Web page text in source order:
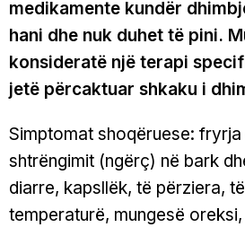
medikamente kundër
hani dhe nuk duhet të pini.
konsideratë një terapi
jetë përcaktuar shkaku i
Simptomat shoqëruese:
shtrëngimit (ngërç) në bark
diarre, kapsllëk, të përziera,
temperaturë, mungesë